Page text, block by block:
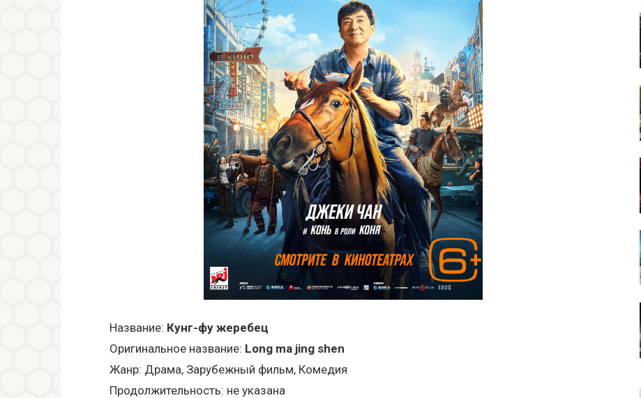
Название: Кунг-фу жеребец
Оригинальное название: Long ma jing shen
Жанр: Драма, Зарубежный фильм, Комедия
Продолжительность: не указана